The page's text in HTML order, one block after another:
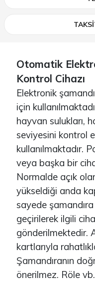
Otomatik
Kontrol Cihazı
Elektronik
için
hayvan sulukları,
seviyesini kontrol
kullanılmaktadır.
veya başka bir
Normalde açık
yükseldiği anda
sayede
geçirilerek ilgili
gönderilmektedir.
kartlarıyla
Şamandıranın
önerilmez. Röle